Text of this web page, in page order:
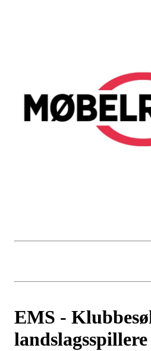
EMS -
landslagsspillere